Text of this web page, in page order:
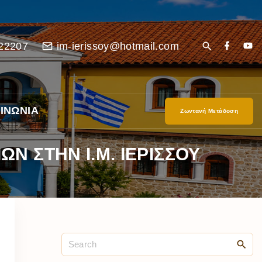
im-ierissoy@hotmail.com
Ζωντανή Μετάδοση
ΣΤΗΝ Ι.Μ. ΙΕΡΙΣΣΟΥ